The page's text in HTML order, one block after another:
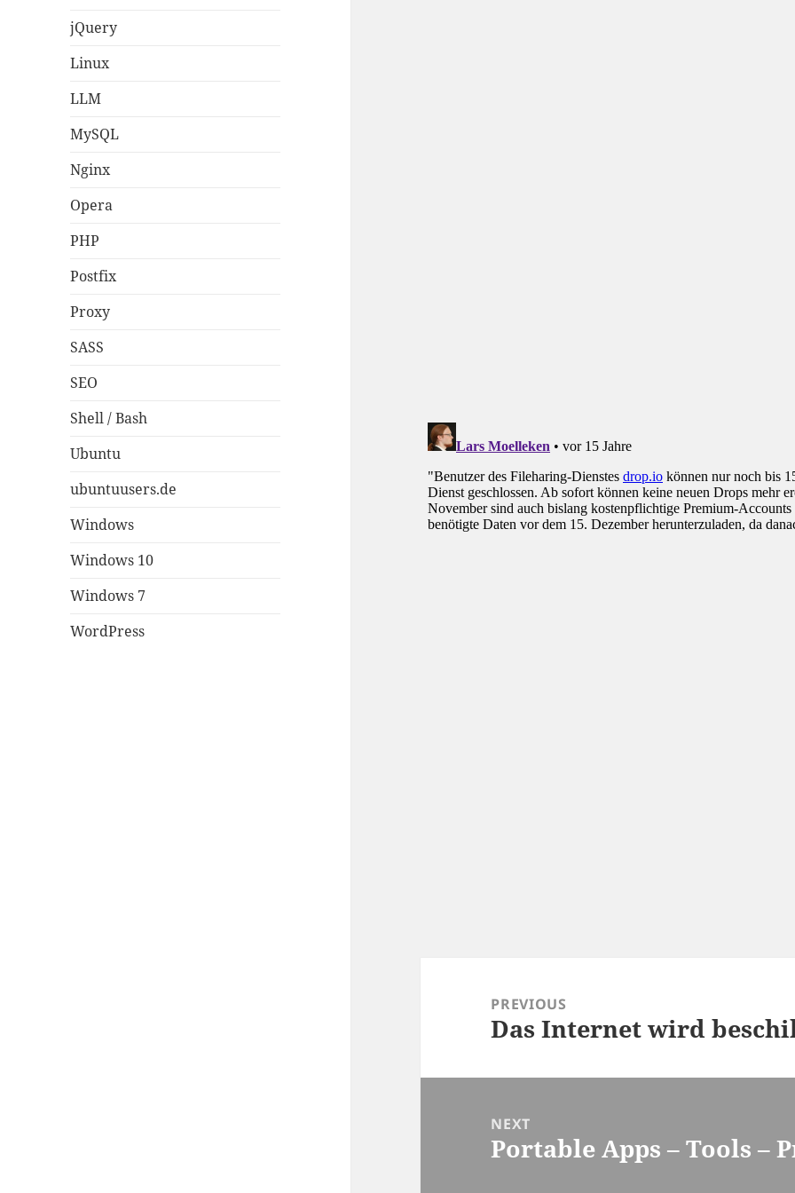
jQuery
Linux
LLM
MySQL
Nginx
Opera
PHP
Postfix
Proxy
SASS
SEO
Shell / Bash
Ubuntu
ubuntuusers.de
Windows
Windows 10
Windows 7
WordPress
navigationPREVIOUS
Previous
Das Internet wird
NEXT
Next
Portable Apps – Tools –